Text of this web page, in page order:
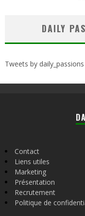
DAILY
Tweets by daily_passions
Contact
Liens utiles
Marketing
Présentation
Recrutement
Politique de